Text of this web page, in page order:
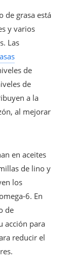
de grasa está
y varios
Las
de
de
a la
al mejorar
en aceites
de lino y
los
6. En
de
acción para
reducir el